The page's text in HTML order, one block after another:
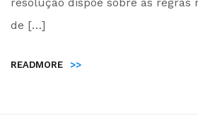
de […]
READMORE >>